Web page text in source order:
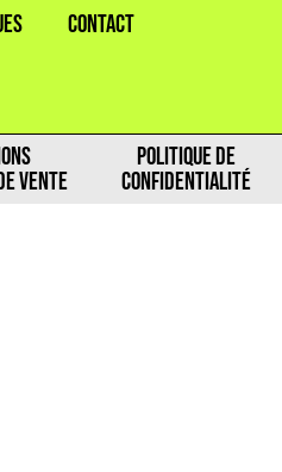
CONTACT
VENTE
POLITIQUE DE
CONFIDENTIALITÉ